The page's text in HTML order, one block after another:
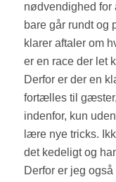
nødvendighed for
bare går rundt og
klarer aftaler om
er en race der let
Derfor er der en
fortælles til
indenfor, kun
lære nye tricks.
det kedeligt og
Derfor er jeg